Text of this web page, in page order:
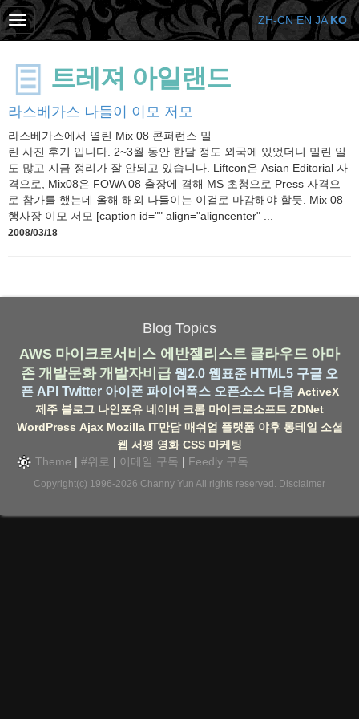
트레져 아일랜드
라스베가스 나들이 이모 저모
라스베가스에서 열린 Mix 08 콘퍼런스 밀
린 사진 후기 입니다. 2~3월 동안 한달 정도 외국에 있었더니 밀린 일
도 많고 지금 정리가 잘 안되고 있습니다. Liftcon은 Asian Editorial 자
격으로, Mix08은 FOWA 08 출장에 겸해 MS 초청으로 Press 자격으
로 참가를 했는데 올해 해외 나들이는 이걸로 마감해야 할듯. Mix 08
행사장 이모 저모 [caption id="" align="aligncenter" ...
2008/03/18
Blog Topics
AWS 마이크로서비스 에반젤리스트 클라우드 아마
존 개발문화 개발자비급 웹2.0 웹표준 HTML5 구글 오
픈 API Twitter 아이폰 파이어폭스 오픈소스 다음 ActiveX
제주 블로그 나인포유 네이버 크롬 마이크로소프트 ZDNet
WordPress Ajax Mozilla IT만담 매쉬업 플랫폼 야후 롱테일 소셜
웹 서평 영화 CSS 마케팅
Theme | #위로 | 이메일 구독 | Feedly 구독
Copyright(c) 1996-2026 Channy Yun All rights reserved. Disclaimer
ZH-CN EN JA KO